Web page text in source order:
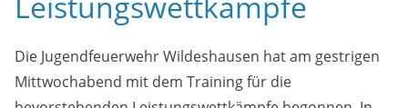
Die Jugendfeuerwehr Wildeshausen hat am gestrigen
Mittwochabend mit dem Training für die